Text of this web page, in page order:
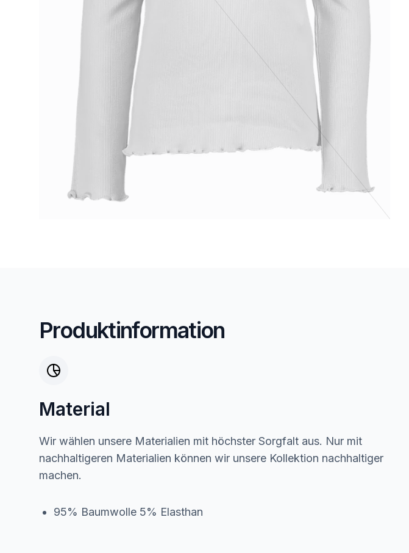
Produktinformation
Material
Wir wählen unsere Materialien mit höchster Sorgfalt aus. Nur mit
nachhaltigeren Materialien können wir unsere Kollektion nachhaltiger
machen.
95% Baumwolle 5% Elasthan